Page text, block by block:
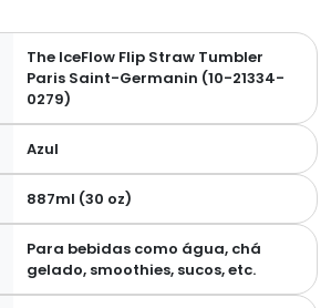
The IceFlow Flip Straw Tumbler
Paris Saint-Germanin (10-21334-
0279)
Azul
887ml (30 oz)
Para bebidas como água, chá
gelado, smoothies, sucos, etc.